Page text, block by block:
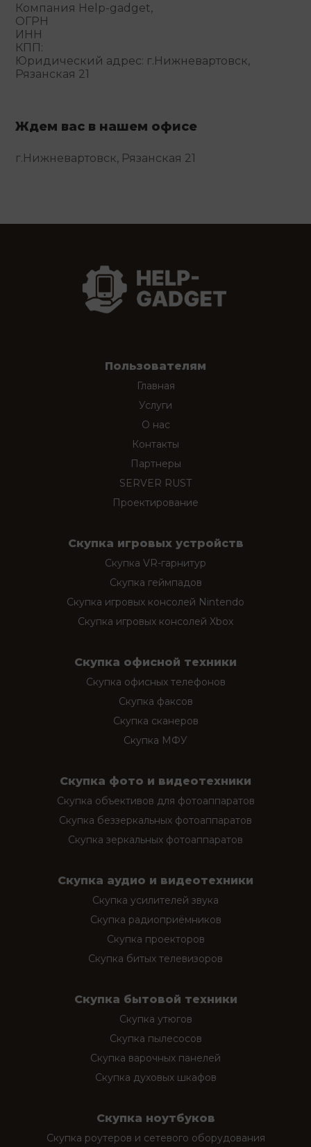
Компания Help-gadget,
ОГРН
ИНН
КПП:
Юридический адрес: г.Нижневартовск,
Рязанская 21
Ждем вас в нашем офисе
г.Нижневартовск, Рязанская 21
Пользователям
Главная
Услуги
О нас
Контакты
Партнеры
SERVER RUST
Проектирование
Скупка игровых устройств
Скупка VR-гарнитур
Скупка геймпадов
Скупка игровых консолей Nintendo
Скупка игровых консолей Xbox
Скупка офисной техники
Скупка офисных телефонов
Скупка факсов
Скупка сканеров
Скупка МФУ
Скупка фото и видеотехники
Скупка объективов для фотоаппаратов
Скупка беззеркальных фотоаппаратов
Скупка зеркальных фотоаппаратов
Скупка аудио и видеотехники
Скупка усилителей звука
Скупка радиоприёмников
Скупка проекторов
Скупка битых телевизоров
Скупка бытовой техники
Скупка утюгов
Скупка пылесосов
Скупка варочных панелей
Скупка духовых шкафов
Скупка ноутбуков
Скупка роутеров и сетевого оборудования